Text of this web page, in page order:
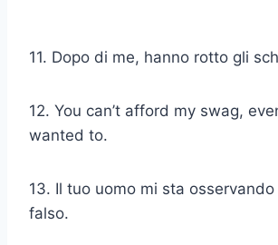
11. Dopo di me, hanno rotto gli
12. You can’t afford my swag,
wanted to.
13. Il tuo uomo mi sta
falso.